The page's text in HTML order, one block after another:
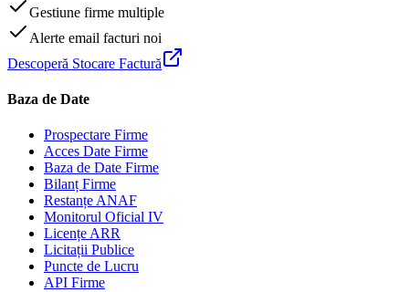
Gestiune firme multiple
Alerte email facturi noi
Descoperă Stocare Factură
Baza de Date
Prospectare Firme
Acces Date Firme
Baza de Date Firme
Bilanț Firme
Restanțe ANAF
Monitorul Oficial IV
Licențe ARR
Licitații Publice
Puncte de Lucru
API Firme